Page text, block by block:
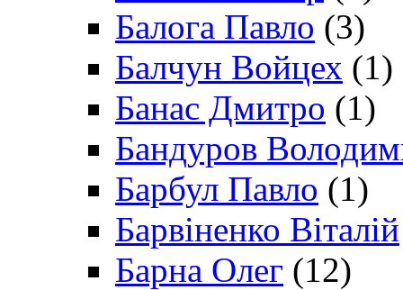
Балога Павло (3)
Балчун Войцех (1)
Банас Дмитро (1)
Бандуров
Барбул Павло (1)
Барвіненко Віталій
Барна Олег (12)